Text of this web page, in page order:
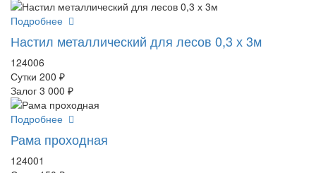
Подробнее
Настил металлический для лесов 0,3 х 3м
124006
Сутки 200 ₽
Залог 3 000 ₽
Подробнее
Рама проходная
124001